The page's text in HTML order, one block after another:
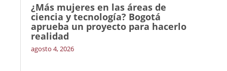
¿Más mujeres en las áreas de
ciencia y tecnología? Bogotá
aprueba un proyecto para hacerlo
realidad
agosto 4, 2026